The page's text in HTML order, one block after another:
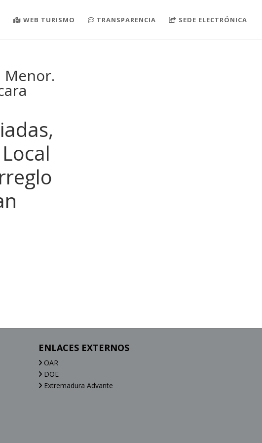
WEB TURISMO TRANSPARENCIA SEDE ELECTRÓNICA
Menor.
ENLACES EXTERNOS
OAR
DOE
Extremadura Advante